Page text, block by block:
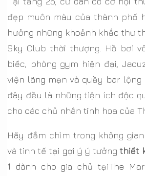
đẹp muôn màu của thành phố
hưởng những khoảnh khắc thư
Sky Club thời thượng. Hồ bơi
biếc, phòng gym hiện đại,
viện lãng mạn và quầy bar lộng
đây đều là những tiện ích độc
cho các chủ nhân tinh hoa của
Hãy đắm chìm trong không
và tinh tế tại gợi ý ý tưởngthiết
1 dành cho gia chủ tạiThe